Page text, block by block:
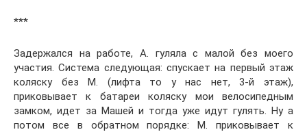
***
Задержался на работе, А. гуляла с малой без моего
участия. Система следующая: спускает на первый этаж
коляску без М. (лифта то у нас нет, 3-й этаж),
приковывает к батареи коляску мои велосипедным
замком, идет за Машей и тогда уже идут гулять. Ну а
потом все в обратном порядке: М. приковывает к